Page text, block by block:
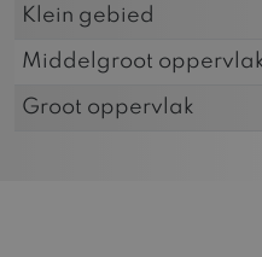
Klein gebied
Middelgroot oppervlak
Groot oppervlak